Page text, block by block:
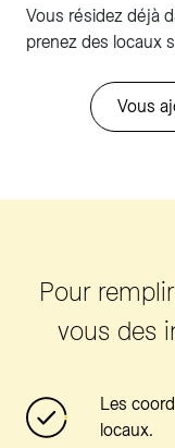
Vous résidez déjà
prenez des locaux
Vous
Pour
vous des
Les
locaux.